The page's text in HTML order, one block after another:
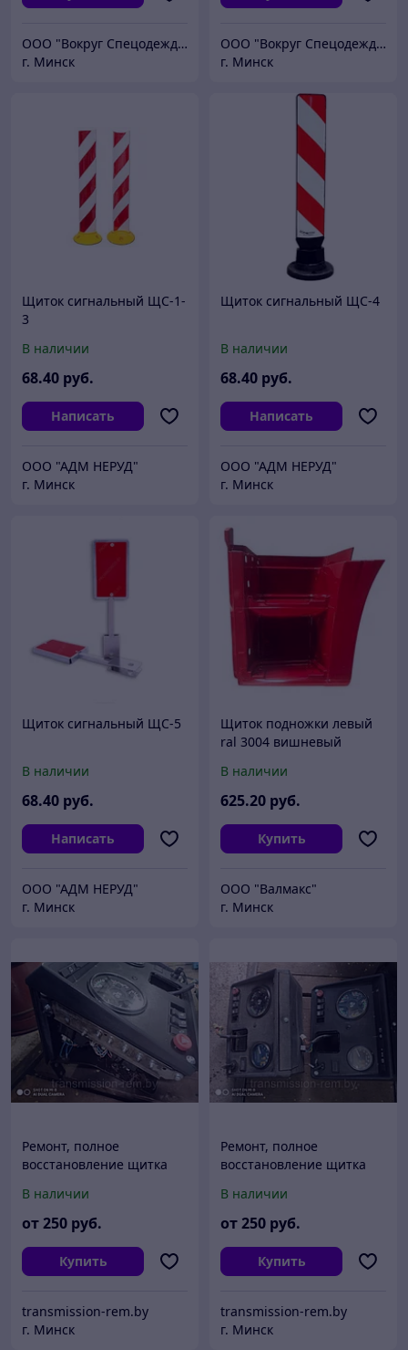
ООО "Вокруг Спецодежды"
г. Минск
ООО "Вокруг Спецодежды"
г. Минск
Щиток сигнальный ЩС-1-
3
В наличии
68.40 руб.
Написать
ООО "АДМ НЕРУД"
г. Минск
Щиток сигнальный ЩС-4
В наличии
68.40 руб.
Написать
ООО "АДМ НЕРУД"
г. Минск
Щиток сигнальный ЩС-5
В наличии
68.40 руб.
Написать
ООО "АДМ НЕРУД"
г. Минск
Щиток подножки левый
ral 3004 вишневый
В наличии
625.20 руб.
Купить
ООО "Валмакс"
г. Минск
Ремонт, полное
восстановление щитка
"БЕЛАРУС-1221"
В наличии
от250 руб.
Купить
transmission-rem.by
г. Минск
Ремонт, полное
восстановление щитка
"БЕЛАРУС-82"
В наличии
от250 руб.
Купить
transmission-rem.by
г. Минск